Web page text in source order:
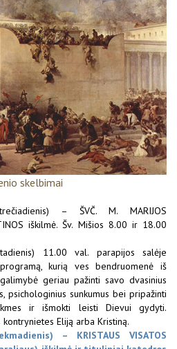
skelbimai
– ŠVČ. M. MARIJOS
iškilmė. Šv. Mišios 8.00 ir 18.00
11.00 val. parapijos salėje
kurią ves bendruomenė iš
galimybė geriau pažinti savo dvasinius
psichologinius sunkumus bei pripažinti
ir išmokti leisti Dievui gydyti.
Eliją arba Kristiną.
– KRISTAUS VISATOS